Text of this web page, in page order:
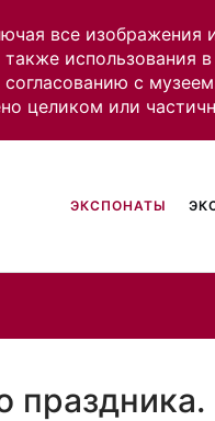
все
с
целиком или
ЭКСПОНАТЫ
праздника.